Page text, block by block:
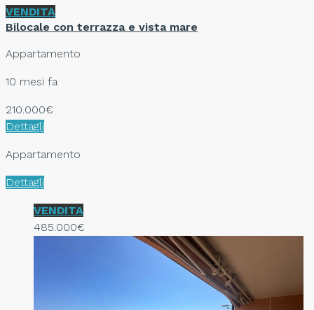
VENDITA
Bilocale con terrazza e vista mare
Appartamento
10 mesi fa
210.000€
Dettagli
Appartamento
Dettagli
VENDITA
485.000€